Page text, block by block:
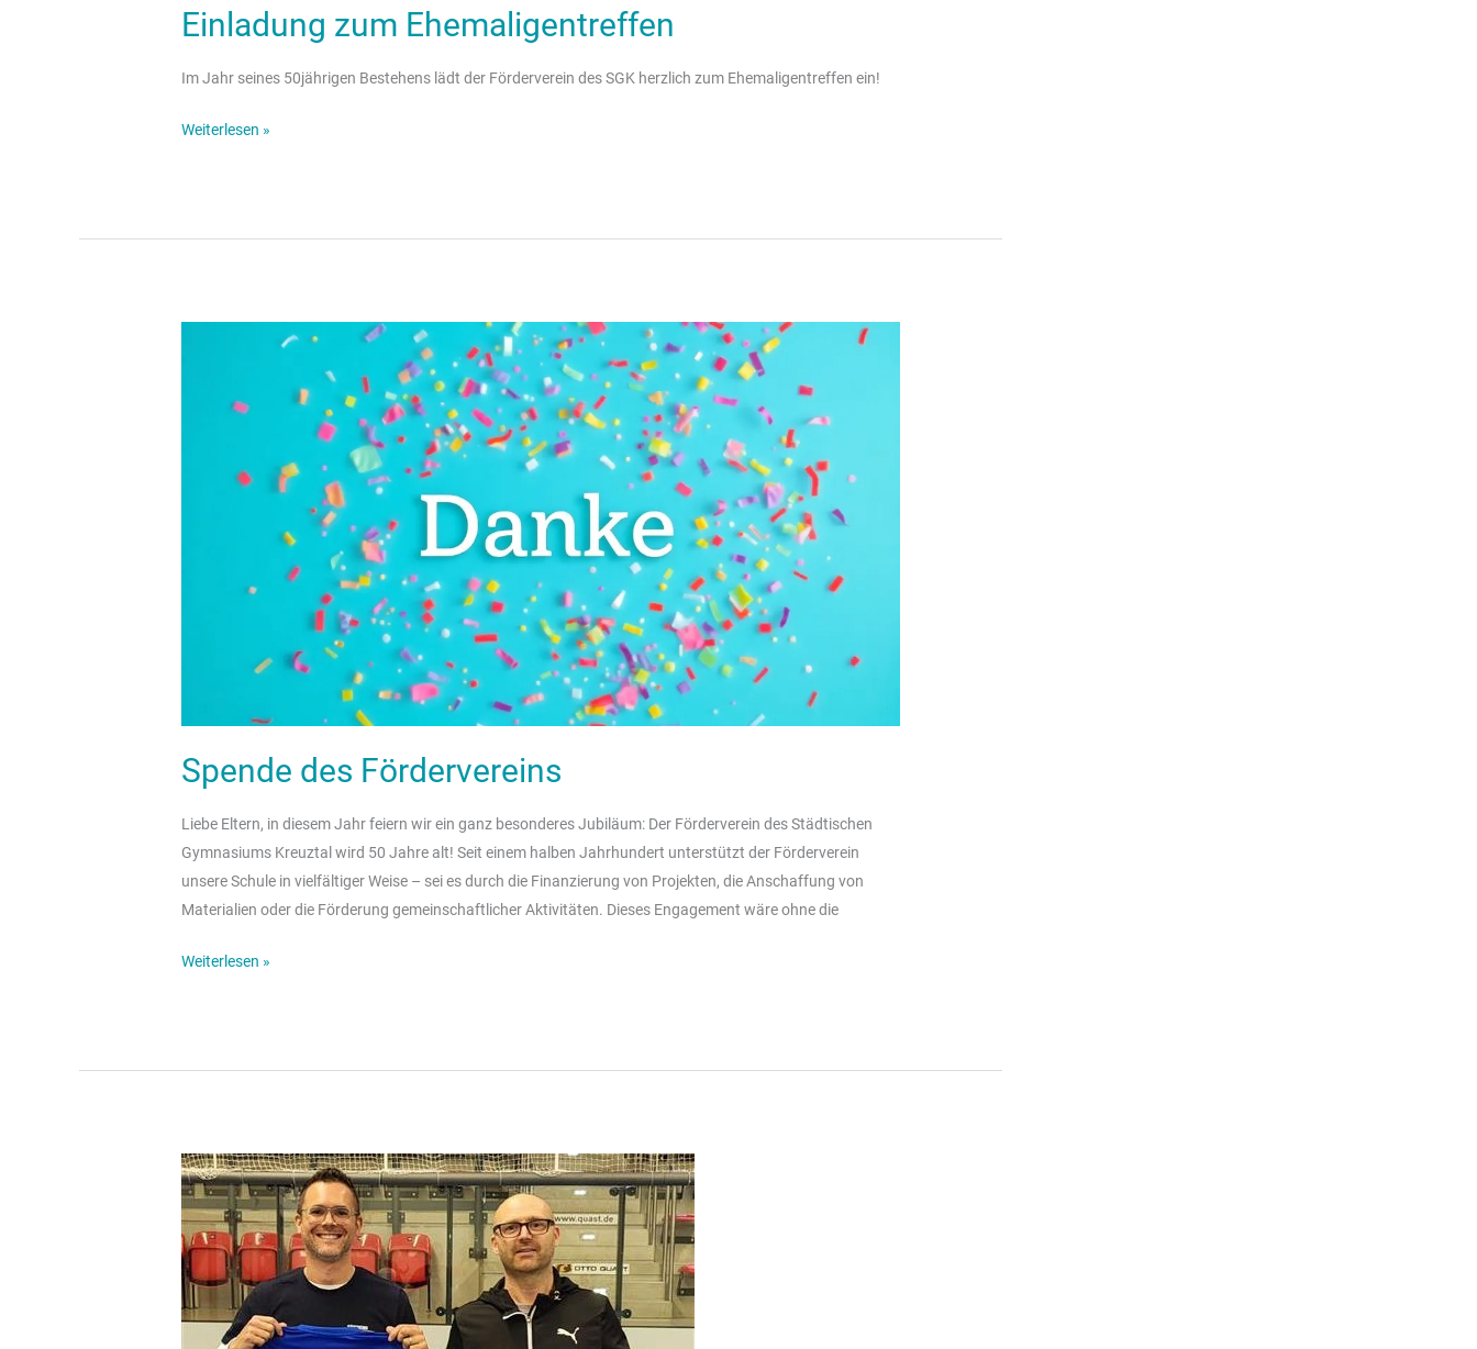
Einladung zum Ehemaligentreffen
Im Jahr seines 50jährigen Bestehens lädt der Förderverein des SGK herzlich zum Ehemaligentreffen ein!
Weiterlesen »
Spende des Fördervereins
Liebe Eltern, in diesem Jahr feiern wir ein ganz besonderes Jubiläum: Der Förderverein des Städtischen
Gymnasiums Kreuztal wird 50 Jahre alt! Seit einem halben Jahrhundert unterstützt der Förderverein
unsere Schule in vielfältiger Weise – sei es durch die Finanzierung von Projekten, die Anschaffung von
Materialien oder die Förderung gemeinschaftlicher Aktivitäten. Dieses Engagement wäre ohne die
Weiterlesen »
Neue
Schultrikots
für
unsere
Sportteams